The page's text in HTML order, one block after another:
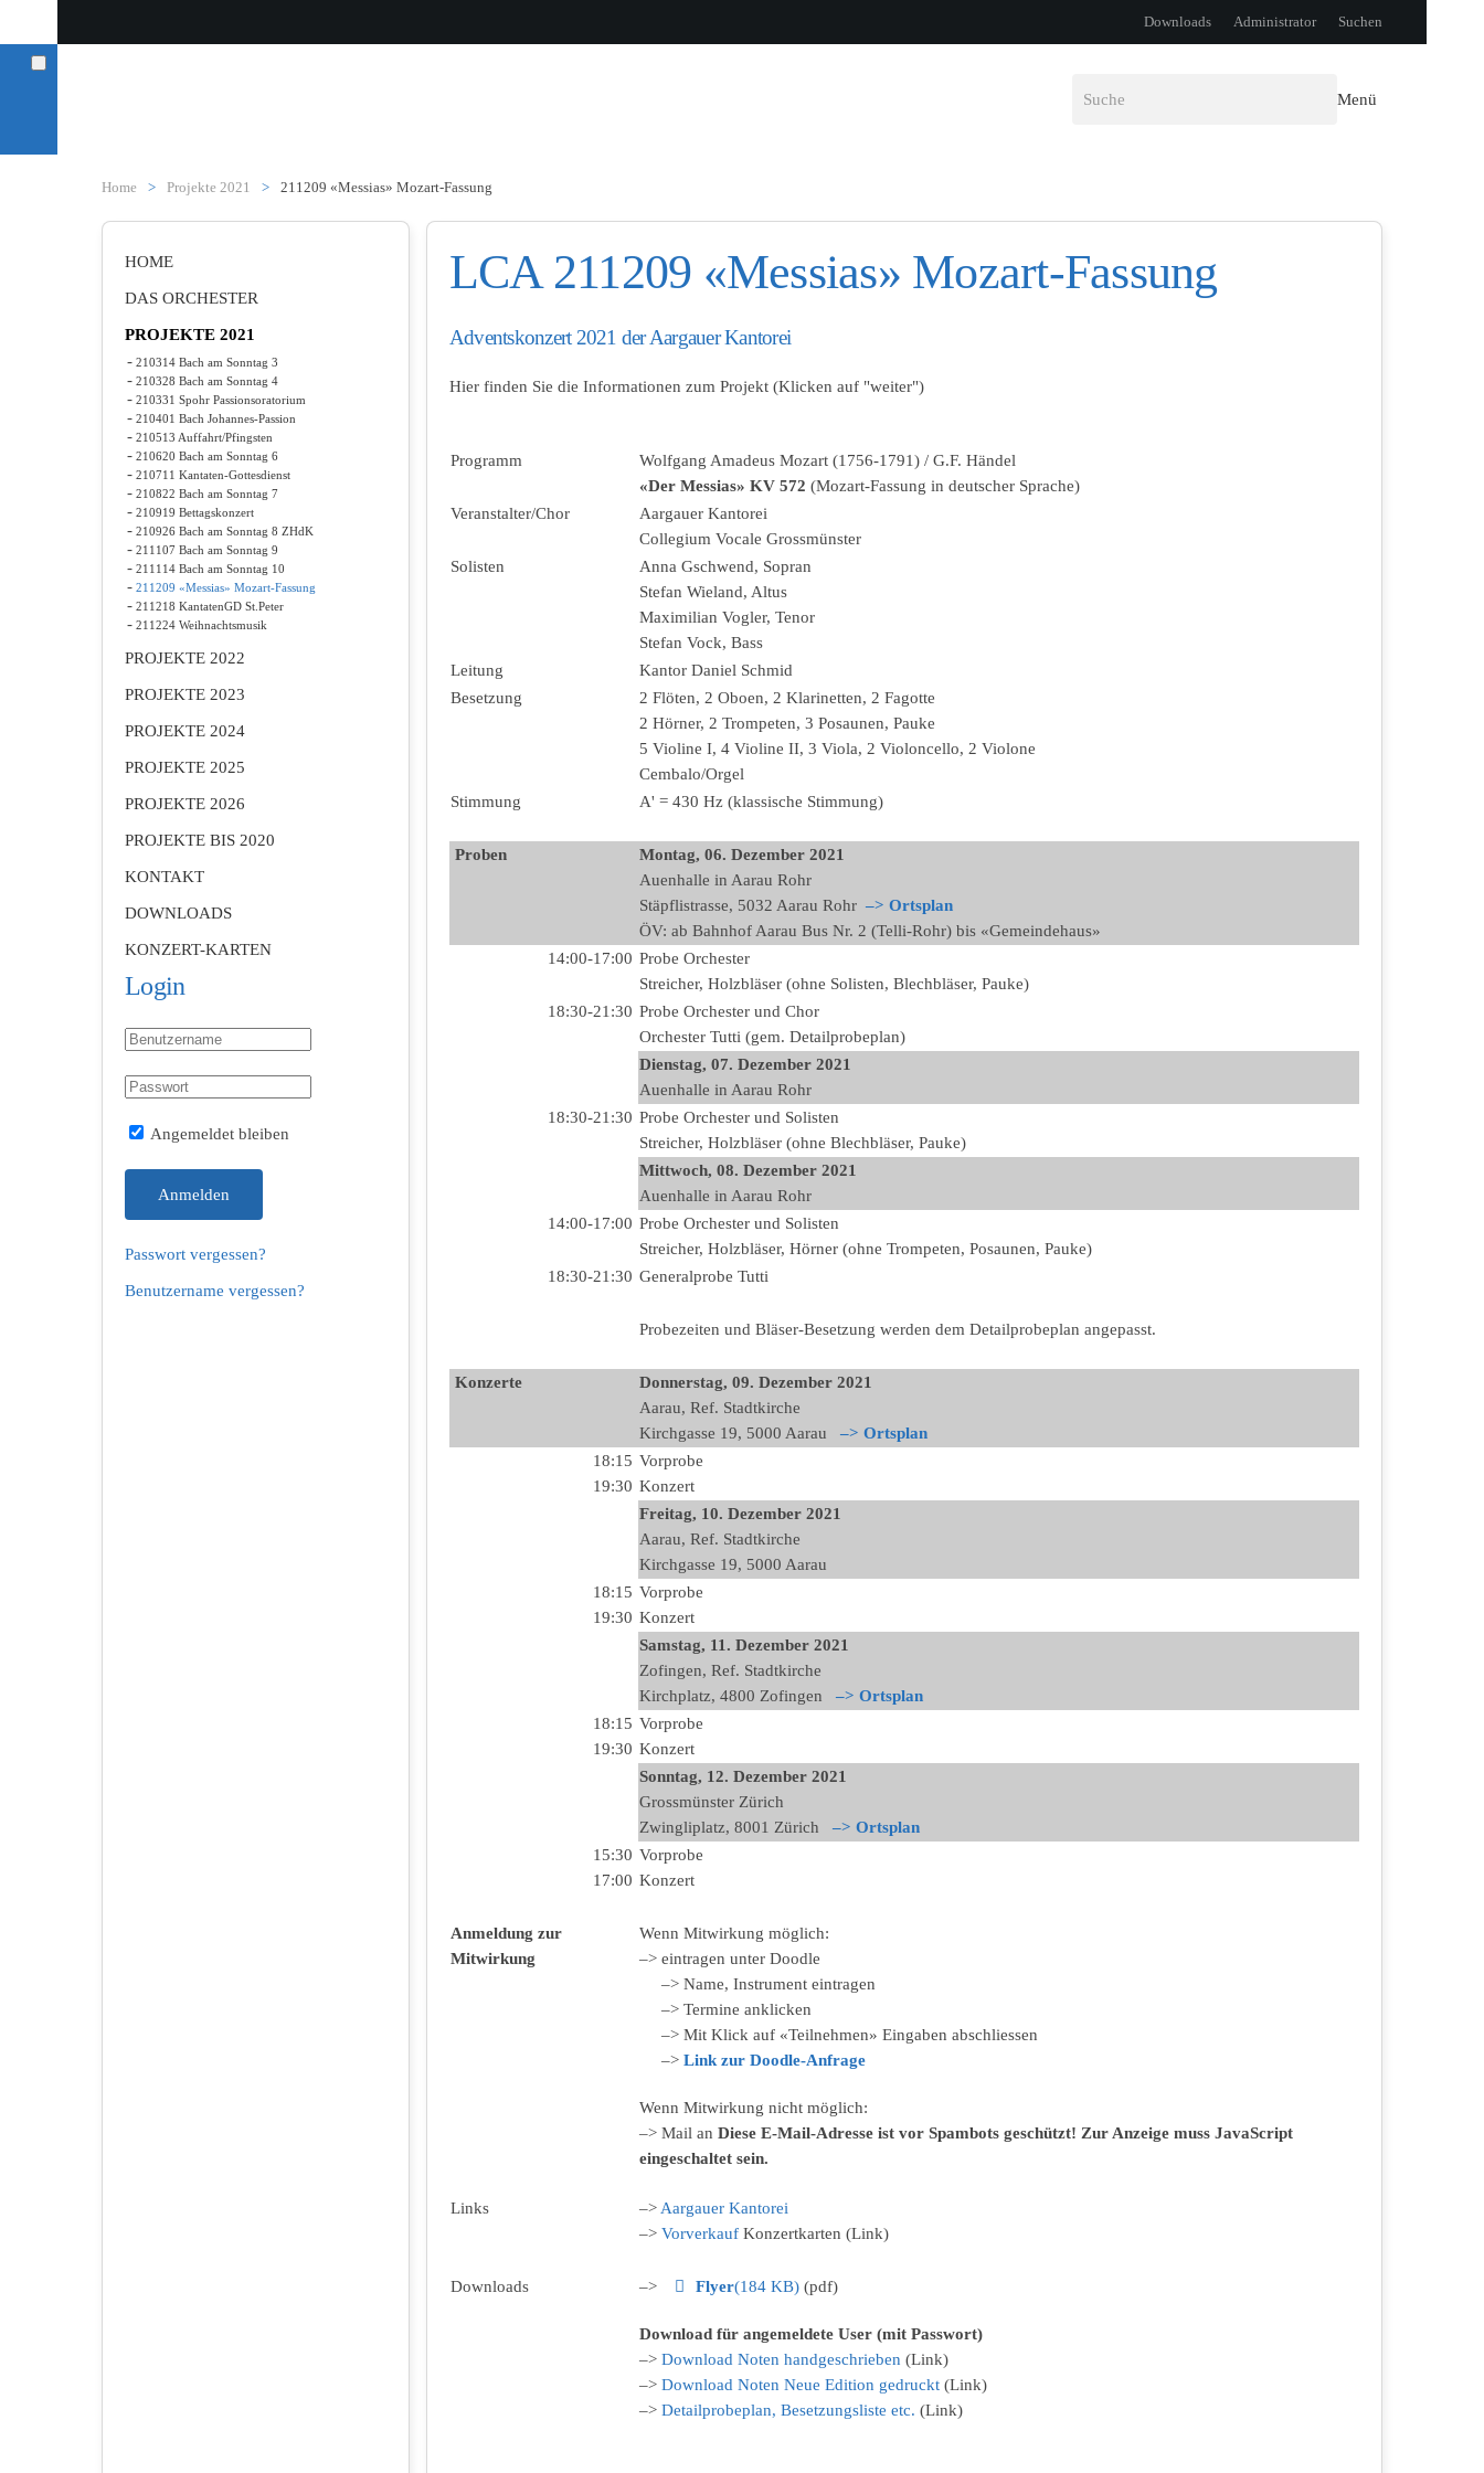
Downloads Administrator Suchen
Menü
Home Projekte 2021 211209 «Messias» Mozart-Fassung
LCA 211209 «Messias» Mozart-Fassung
Adventskonzert 2021 der Aargauer Kantorei
Hier finden Sie die Informationen zum Projekt (Klicken auf "weiter")
Programm
Wolfgang Amadeus Mozart (1756-1791) / G.F. Händel
«Der Messias» KV 572 (Mozart-Fassung in deutscher Sprache)
Veranstalter/Chor
Aargauer Kantorei
Collegium Vocale Grossmünster
Solisten
Anna Gschwend, Sopran
Stefan Wieland, Altus
Maximilian Vogler, Tenor
Stefan Vock, Bass
Leitung
Kantor Daniel Schmid
Besetzung
2 Flöten, 2 Oboen, 2 Klarinetten, 2 Fagotte
2 Hörner, 2 Trompeten, 3 Posaunen, Pauke
5 Violine I, 4 Violine II, 3 Viola, 2 Violoncello, 2 Violone
Cembalo/Orgel
Stimmung
A' = 430 Hz (klassische Stimmung)
Proben
Montag, 06. Dezember 2021
Auenhalle in Aarau Rohr
Stäpflistrasse, 5032 Aarau Rohr –> Ortsplan
ÖV: ab Bahnhof Aarau Bus Nr. 2 (Telli-Rohr) bis «Gemeindehaus»
14:00-17:00 Probe Orchester
Streicher, Holzbläser (ohne Solisten, Blechbläser, Pauke)
18:30-21:30 Probe Orchester und Chor
Orchester Tutti (gem. Detailprobeplan)
Dienstag, 07. Dezember2021
Auenhalle in Aarau Rohr
18:30-21:30 Probe Orchester und Solisten
Streicher, Holzbläser (ohne Blechbläser, Pauke)
Mittwoch, 08. Dezember2021
Auenhalle in Aarau Rohr
14:00-17:00 Probe Orchester und Solisten
Streicher, Holzbläser, Hörner (ohne Trompeten, Posaunen, Pauke)
18:30-21:30 Generalprobe Tutti
Probezeiten und Bläser-Besetzung werden dem Detailprobeplan angepasst.
Konzerte Donnerstag, 09. Dezember2021
Aarau, Ref. Stadtkirche
Kirchgasse 19, 5000 Aarau –> Ortsplan
18:15
19:30
Vorprobe
Konzert
Freitag, 10. Dezember 2021
Aarau, Ref. Stadtkirche
Kirchgasse 19, 5000 Aarau
18:15
19:30
Vorprobe
Konzert
Samstag, 11 . Dezember2021
Zofingen, Ref. Stadtkirche
Kirchplatz, 4800 Zofingen –> Ortsplan
18:15
19:30
Vorprobe
Konzert
Sonntag, 12. Dezember2021
Grossmünster Zürich
Zwingliplatz, 8001 Zürich –> Ortsplan
15:30
17:00
Vorprobe
Konzert
Anmeldung zur
Mitwirkung
Wenn Mitwirkung möglich:
–> eintragen unter Doodle
–> Name, Instrument eintragen
–> Termine anklicken
–> Mit Klick auf «Teilnehmen» Eingaben abschliessen
–> Link zur Doodle-Anfrage
Wenn Mitwirkung nicht möglich:
–> Mail an Diese E-Mail-Adresse ist vor Spambots geschützt! Zur Anzeige muss JavaScript
eingeschaltet sein.
Links –> Aargauer Kantorei
–> Vorverkauf Konzertkarten (Link)
Downloads –> pdf
Flyer(184 KB) (pdf)
Download für angemeldete User (mit Passwort)
–> Download Noten handgeschrieben (Link)
–> Download Noten Neue Edition gedruckt(Link)
–> Detailprobeplan, Besetzungsliste etc. (Link)
HOME
DAS ORCHESTER
PROJEKTE 2021
210314 Bach am Sonntag 3
210328 Bach am Sonntag 4
210331 Spohr Passionsoratorium
210401 Bach Johannes-Passion
210513 Auffahrt/Pfingsten
210620 Bach am Sonntag 6
210711 Kantaten-Gottesdienst
210822 Bach am Sonntag 7
210919 Bettagskonzert
210926 Bach am Sonntag 8 ZHdK
211107 Bach am Sonntag 9
211114 Bach am Sonntag 10
211209 «Messias» Mozart-Fassung
211218 KantatenGD St.Peter
211224 Weihnachtsmusik
PROJEKTE 2022
PROJEKTE 2023
PROJEKTE 2024
PROJEKTE 2025
PROJEKTE 2026
PROJEKTE BIS 2020
KONTAKT
DOWNLOADS
KONZERT-KARTEN
Login
Angemeldet bleiben
Anmelden
Passwort vergessen?
Benutzername vergessen?